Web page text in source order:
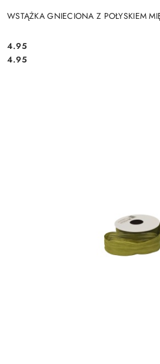
WSTĄŻKA GNIECIONA Z POŁYSKIEM
Cena:
4.95
Cena:
4.95